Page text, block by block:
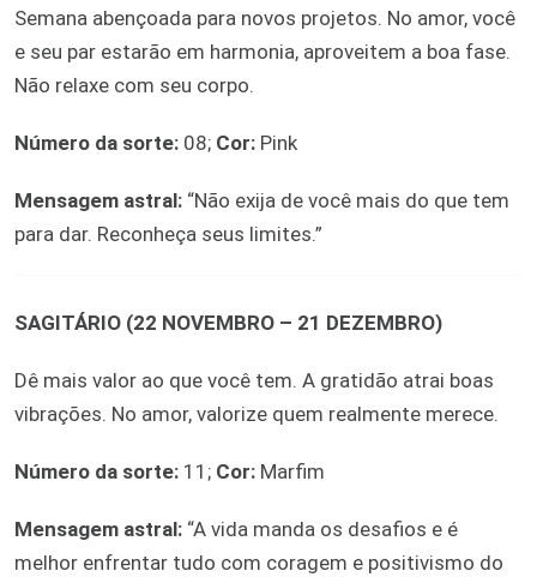
Semana abençoada para novos projetos. No amor, você
e seu par estarão em harmonia, aproveitem a boa fase.
Não relaxe com seu corpo.
Número da sorte: 08; Cor: Pink
Mensagem astral: “Não exija de você mais do que tem
para dar. Reconheça seus limites.”
SAGITÁRIO (22 NOVEMBRO – 21 DEZEMBRO)
Dê mais valor ao que você tem. A gratidão atrai boas
vibrações. No amor, valorize quem realmente merece.
Número da sorte: 11; Cor: Marfim
Mensagem astral: “A vida manda os desafios e é
melhor enfrentar tudo com coragem e positivismo do